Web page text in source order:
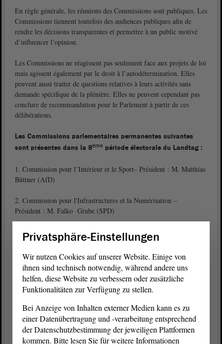
En règle générale, les réunions des Commissions sont publiques. Les
Commissions tiennent toutefois des audiences publiques afin de
rendre les décisions transparentes et permettre à un public motivé
d’influencer l’opinion.
Les Commissions ne réagissent pas seulement face aux projets de loi
mais agissent également par le droit à l’autodétermination. Elles
peuvent aussi traiter de questions relatives à leurs activités sans
demande spécifique de la plénière. Elles ne peuvent cependant pas
conclure de recommandation pour le Parlement à partir de ces
délibérations.
Les Commissions parlementaires permanentes suivantes
sont présentes dans la 8ème période électorale du Landtag :
1. Commission pour l’Intérieur et le Sport– Président : M. Matthias
Büttner (AfD)
2. Commission pour l'Infrastructures et la Numérisation –
Président : M. Falko Grube (SPD)
3. Commission pour l’Agriculture, l’Alimentation et la Forêt –
Président : M. Michael Scheffler (CDU)
4. Commission pour la Science, l'Énergie, la Protection du climat et
l'Environnement – Président : Mme. Kathrin Tarricone (FDP)
5. Commission pour les Affaires Fédérales et Européennes, les
Médias ainsi que la Culture – M. Daniel Sturm (CDU)
6. Commission pour les Finances – Président : M. Detlef Gürth
(CDU)
Privatsphäre-Einstellungen
Wir nutzen Cookies auf unserer Website. Einige von
ihnen sind technisch notwendig, während andere uns
helfen, diese Website zu verbessern oder zusätzliche
Funktionalitäten zur Verfügung zu stellen.
Bei Anzeige von Inhalten externer Medien kann es zu
einer Datenübertragung und -verarbeitung entsprechend
der Datenschutzbestimmung der jeweiligen Plattformen
kommen. Bitte lesen Sie für weitere Informationen